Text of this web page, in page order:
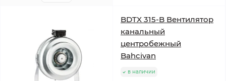
BDTX 315-B Вентилятор
канальный
центробежный
Bahcivan
в наличии